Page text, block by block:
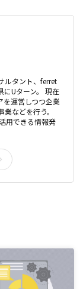
ルタント、ferret
Uターン。 現在
を運営しつつ企業
などを行う。
できる情報発